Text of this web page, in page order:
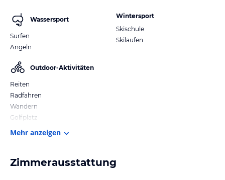
Wassersport
Surfen
Angeln
Outdoor-Aktivitäten
Reiten
Radfahren
Wandern
Golfplatz
Wintersport
Skischule
Skilaufen
Mehr anzeigen
Zimmerausstattung